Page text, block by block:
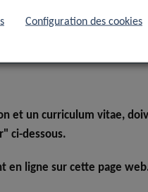
et un curriculum vitae,
ci-dessous.
en ligne sur cette page
Configuration des cookies